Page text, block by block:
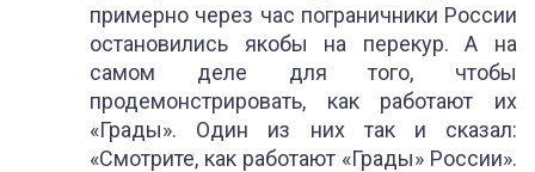
примерно через час пограничники России
остановились якобы на перекур. А на
самом деле для того, чтобы
продемонстрировать, как работают их
«Грады». Один из них так и сказал:
«Смотрите, как работают «Грады» России».